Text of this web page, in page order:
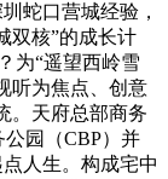
蛇口营城经验，
双核”的成长计
为“遥望西岭雪
听为焦点、创意
。天府总部商务
园（CBP）并
人生。构成宅中